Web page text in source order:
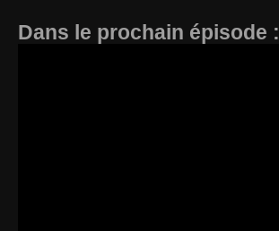
Dans le prochain épisode :